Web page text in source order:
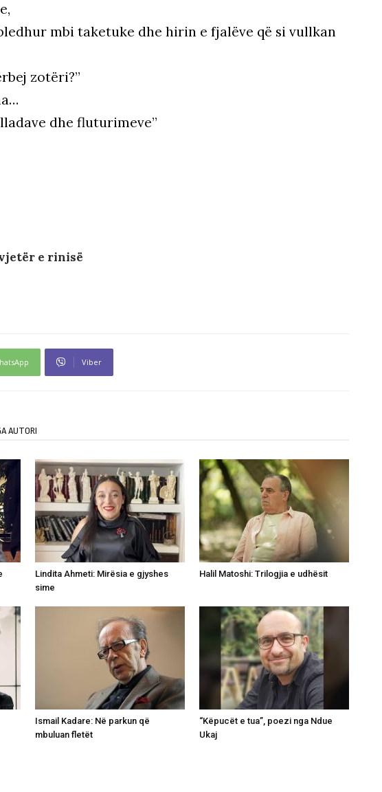
mbi taketuke dhe hirin e fjalëve që si vullkan
zotëri?”
dhe fluturimeve”
e rinisë
Viber
AUTORI
Lindita Ahmeti: Mirësia e gjyshes
sime
Halil Matoshi: Trilogjia e udhësit
Ismail Kadare: Në parkun që
mbuluan fletët
“Këpucët e tua”, poezi nga Ndue
Ukaj